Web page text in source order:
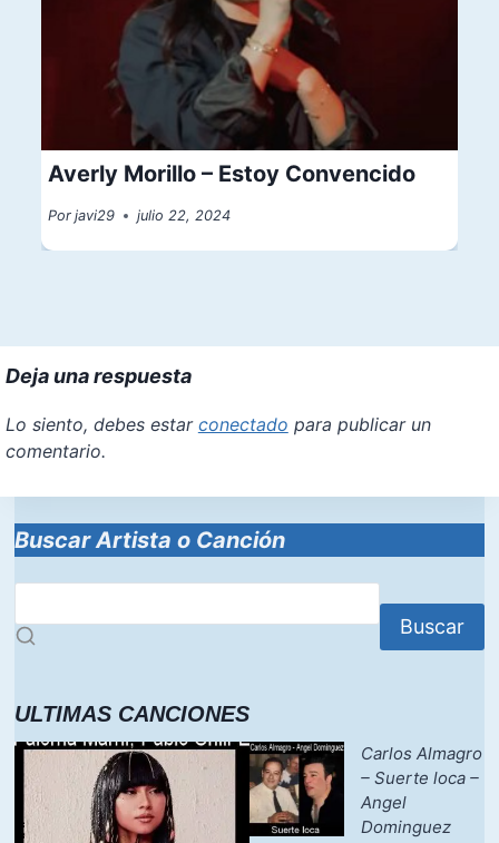
Averly Morillo – Estoy Convencido
Por javi29 julio 22, 2024
Deja una respuesta
Lo siento, debes estar conectado para publicar un
comentario.
Buscar Artista o Canción
Buscar
ULTIMAS CANCIONES
Carlos Almagro
– Suerte loca –
Angel
Dominguez